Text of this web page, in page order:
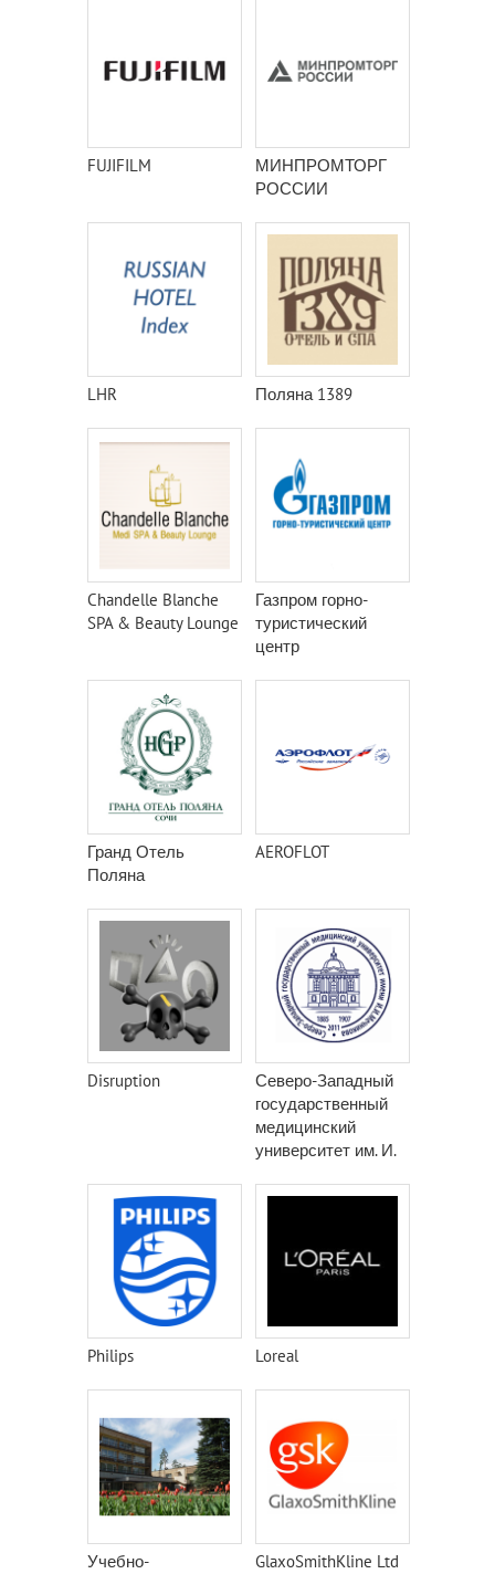
FUJIFILM
МИНПРОМТОРГ
РОССИИ
LHR Поляна 1389
Chandelle Blanche
SPA & Beauty Lounge
Газпром горно-
туристический
центр
Гранд Отель
Поляна
AEROFLOT
Disruption
Северо-Западный
государственный
медицинский
университет им. И.
Philips Loreal
Учебно- GlaxoSmithKline Ltd